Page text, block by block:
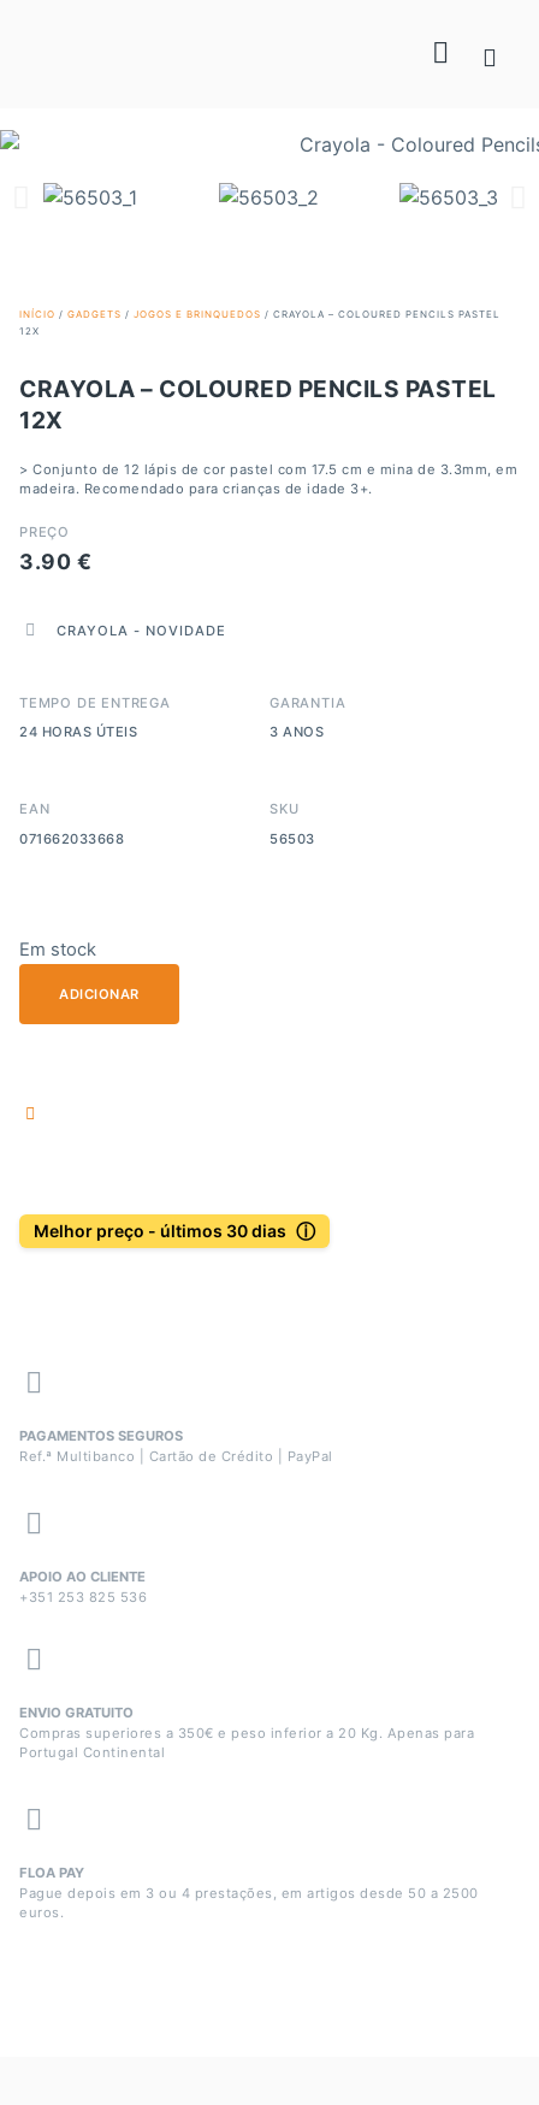
INÍCIO / GADGETS / JOGOS E BRINQUEDOS / CRAYOLA – COLOURED PENCILS PASTEL
12X
CRAYOLA – COLOURED PENCILS PASTEL
12X
> Conjunto de 12 lápis de cor pastel com 17.5 cm e mina de 3.3mm, em
madeira. Recomendado para crianças de idade 3+.
PREÇO
3.90 €
CRAYOLA - NOVIDADE
TEMPO DE ENTREGA
24 HORAS ÚTEIS
GARANTIA
3 ANOS
EAN
071662033668
SKU
56503
Em stock
ADICIONAR
Melhor preço - últimos 30 dias ⓘ
PAGAMENTOS SEGUROS
Ref.ª Multibanco | Cartão de Crédito | PayPal
APOIO AO CLIENTE
+351 253 825 536
ENVIO GRATUITO
Compras superiores a 350€ e peso inferior a 20 Kg. Apenas para
Portugal Continental
FLOA PAY
Pague depois em 3 ou 4 prestações, em artigos desde 50 a 2500
euros.